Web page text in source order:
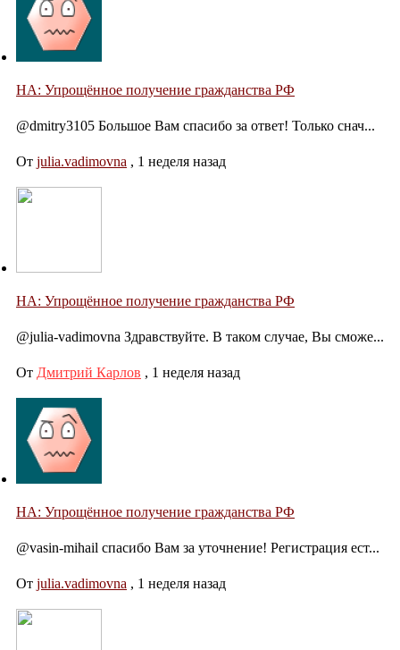
НА: Упрощённое получение гражданства РФ
@dmitry3105 Большое Вам спасибо за ответ! Только снач...
От julia.vadimovna , 1 неделя назад
НА: Упрощённое получение гражданства РФ
@julia-vadimovna Здравствуйте. В таком случае, Вы сможе...
От Дмитрий Карлов , 1 неделя назад
НА: Упрощённое получение гражданства РФ
@vasin-mihail спасибо Вам за уточнение! Регистрация ест...
От julia.vadimovna , 1 неделя назад